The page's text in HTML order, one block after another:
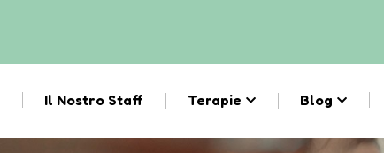
Il Nostro Staff Terapie Blog